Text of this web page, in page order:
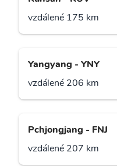
vzdálené 175 km
Yangyang - YNY
vzdálené 206 km
Pchjongjang - FNJ
vzdálené 207 km